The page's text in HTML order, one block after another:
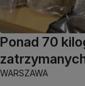
Ponad 70
WARSZAWA